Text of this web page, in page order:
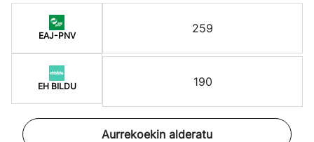
EAJ-PNV
EH BILDU
259
190
Aurrekoekin alderatu